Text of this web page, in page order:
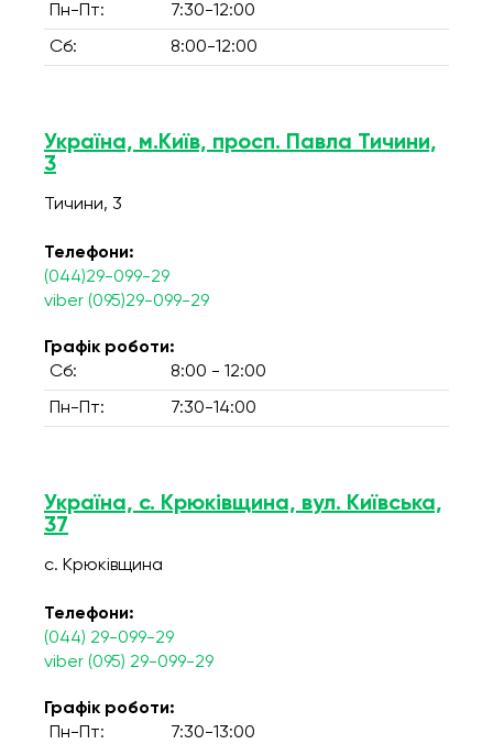
Пн-Пт:
7:30-12:00
Сб: 8:00-12:00
Україна, м.Київ, просп. Павла Тичини,
3
Тичини, 3
Телефони:
(044)29-099-29
viber (095)29-099-29
Графік роботи:
Сб:
8:00 - 12:00
Пн-Пт: 7:30-14:00
Україна, с. Крюківщина, вул. Київська,
37
с. Крюківщина
Телефони:
(044) 29-099-29
viber (095) 29-099-29
Графік роботи:
Пн-Пт:
7:30-13:00